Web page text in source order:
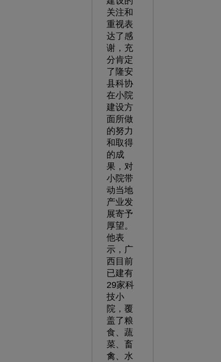
关注和
重视表
达了感
谢，充
分肯定
了隆安
县科协
在小院
建设方
面所做
的努力
和取得
的成
果，对
小院带
动当地
产业发
展寄予
厚望。
他表
示，广
西目前
已建有
29家科
技小
院，覆
盖了粮
食、蔬
菜、畜
禽、水